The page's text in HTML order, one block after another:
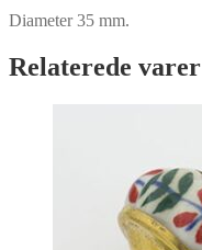
Diameter 35 mm.
Relaterede varer